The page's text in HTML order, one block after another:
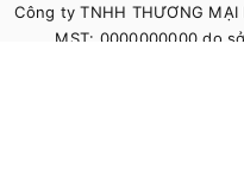
Công ty TNHH THƯƠNG MẠI
MST: 0000000000 do